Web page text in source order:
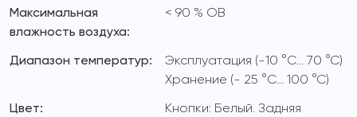
Максимальная
влажность воздуха:
< 90 % ОВ
Диапазон температур:
Эксплуатация (-10 °C... 70 °C)
Хранение (- 25 °C... 100 °C)
Цвет:
Кнопки: Белый. Задняя